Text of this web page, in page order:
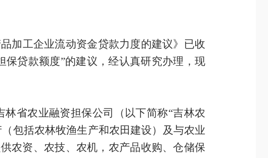
加工企业流动资金贷款力度的建议》已收
贷款额度”的建议，经认真研究办理，现
林省农业融资担保公司（以下简称“吉林农
包括农林牧渔生产和农田建设）及与农业
农资、农技、农机，农产品收购、仓储保